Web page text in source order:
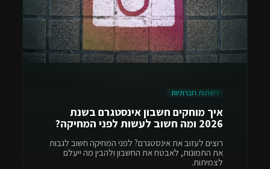
רשתות חברתיות
איך מוחקים חשבון אינסטגרם בשנת
2026 ומה חשוב לעשות לפני המחיקה?
רוצים לעזוב את אינסטגרם? לפני המחיקה חשוב לגבות
את התמונות, לאבטח את החשבון ולהבין מה ייעלם
לצמיתות.